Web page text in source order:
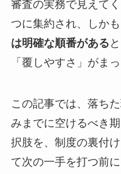
審査の実務で見えて
つに集約され、しかも
は明確な順番がある
「覆しやすさ」がま
この記事では、落ち
みまでに空けるべき
択肢を、制度の裏付
て次の一手を打つ前